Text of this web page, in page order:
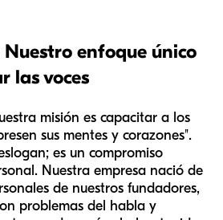
Nuestro enfoque único
las voces
misión es capacitar a los
sus mentes y corazones".
es un compromiso
Nuestra empresa nació de
de nuestros fundadores,
problemas del habla y